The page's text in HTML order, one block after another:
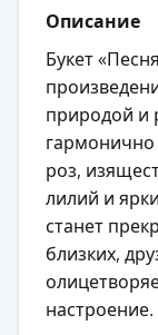
Описание
Букет
природой и
гармонично
роз,
лилий и
станет
близких,
настроение.